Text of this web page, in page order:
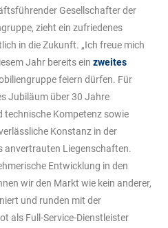
Gesellschafter der
zieht ein zufriedenes
in die Zukunft. „Ich freue mich
Jahr bereits ein zweites
feiern dürfen. Für
Jubiläum über 30 Jahre
Kompetenz sowie
Konstanz in der
anvertrauten Liegenschaften.
Entwicklung in den
wir den Markt wie kein anderer,
und runden mit der
als Full-Service-Dienstleister